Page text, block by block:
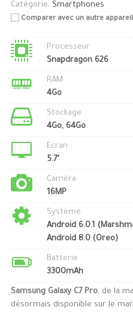
Catégorie: Smartphones
Comparer avec un autre appareil
Processeur
Snapdragon 626
RAM
4Go
Stockage
4Go, 64Go
Ecran
5.7"
Caméra
16MP
Système
Android 6.0.1
Android 8.0 (Oreo)
Batterie
3300mAh
Samsung Galaxy C7 Pro, de la
désormais disponible sur le